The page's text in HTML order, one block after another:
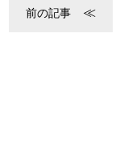
前の記事